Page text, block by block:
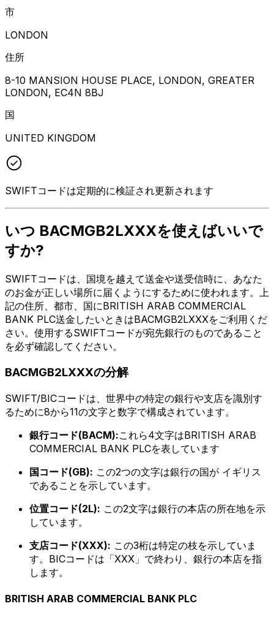
市
LONDON
住所
8-10 MANSION HOUSE PLACE, LONDON, GREATER
LONDON, EC4N 8BJ
国
UNITED KINGDOM
SWIFTコードは定期的に検証され更新されます
いつ BACMGB2LXXXを使えばいいで
すか?
SWIFTコードは、国境を越えて送金や送受信時に、あなた
のお金が正しい場所に届くようにするために使われます。上
記の住所、都市、国にBRITISH ARAB COMMERCIAL
BANK PLC送金したいときはBACMGB2LXXXをご利用くだ
さい。使用するSWIFTコードが宛先銀行のものであること
を必ず確認してください。
BACMGB2LXXXの分解
SWIFT/BICコードは、世界中の特定の銀行や支店を識別す
るために8から11の文字と数字で構成されています。
銀行コード(BACM):これら4文字はBRITISH ARAB
COMMERCIAL BANK PLCを表しています
国コード(GB): この2つの文字は銀行の国が イギリス
であることを示しています。
位置コード(2L): この2文字は銀行の本店の所在地を示
しています。
支店コード(XXX): この3桁は特定の枝を示していま
す。BICコードは「XXX」で終わり、銀行の本店を指
します。
BRITISH ARAB COMMERCIAL BANK PLC